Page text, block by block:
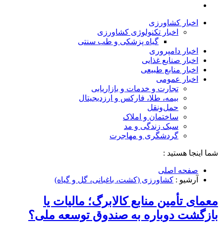
اخبار کشاورزی
اخبار تکنولوژی کشاورزی
گیاه پزشکی و طب سنتی
اخبار دامپروری
اخبار صنایع غذایی
اخبار منابع طبیعی
اخبار عمومی
تجارت و خدمات و بازاریابی
بیمه، طلا، فارکس و ارزدیجیتال
حمل‌و‌نقل
ساختمان و املاک
سبک زندگی و مد
گردشگری و مهاجرت
شما اینجا هستید :
صفحه اصلی
آرشیو : کشاورزی (کشت، باغبانی، گل و گیاه)
معمای تأمین منابع کالابرگ؛ مالیات یا
بازگشت دوباره به صندوق توسعه ملی؟